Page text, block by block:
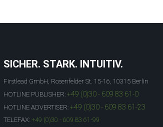
SICHER. STARK. INTUITIV.
Firstlead GmbH, Rosenfelder St. 15-16, 10315 Berlin
HOTLINE PUBLISHER: +49 (0)30 - 609 83 61-0
HOTLINE ADVERTISER: +49 (0)30 - 609 83 61-23
TELEFAX: +49 (0)30 - 609 83 61-99